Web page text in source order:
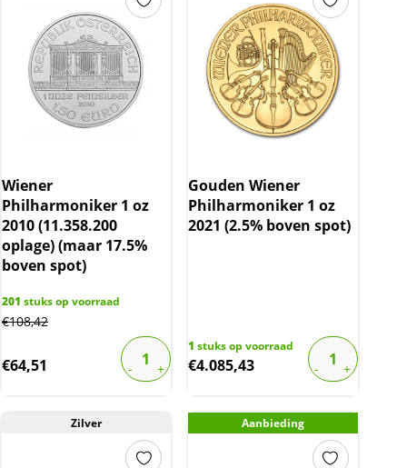
Wiener
Philharmoniker 1 oz
2010 (11.358.200
oplage) (maar 17.5%
boven spot)
201 stuks op voorraad
€108,42
€64,51
Gouden Wiener
Philharmoniker 1 oz
2021 (2.5% boven spot)
1 stuks op voorraad
€4.085,43
Zilver Aanbieding